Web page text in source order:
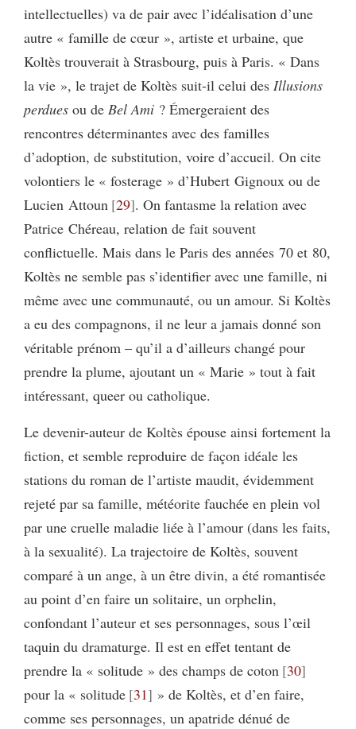
intellectuelles) va de pair avec l’idéalisation d’une
autre « famille de cœur », artiste et urbaine, que
Koltès trouverait à Strasbourg, puis à Paris. « Dans
la vie », le trajet de Koltès suit-il celui des Illusions
perdues ou de Bel Ami ? Émergeraient des
rencontres déterminantes avec des familles
d’adoption, de substitution, voire d’accueil. On cite
volontiers le « fosterage » d’Hubert Gignoux ou de
Lucien Attoun 29 . On fantasme la relation avec
Patrice Chéreau, relation de fait souvent
conflictuelle. Mais dans le Paris des années 70 et 80,
Koltès ne semble pas s’identifier avec une famille, ni
même avec une communauté, ou un amour. Si Koltès
a eu des compagnons, il ne leur a jamais donné son
véritable prénom – qu’il a d’ailleurs changé pour
prendre la plume, ajoutant un « Marie » tout à fait
intéressant, queer ou catholique.
Le devenir-auteur de Koltès épouse ainsi fortement la
fiction, et semble reproduire de façon idéale les
stations du roman de l’artiste maudit, évidemment
rejeté par sa famille, météorite fauchée en plein vol
par une cruelle maladie liée à l’amour (dans les faits,
à la sexualité). La trajectoire de Koltès, souvent
comparé à un ange, à un être divin, a été romantisée
au point d’en faire un solitaire, un orphelin,
confondant l’auteur et ses personnages, sous l’œil
taquin du dramaturge. Il est en effet tentant de
prendre la « solitude » des champs de coton 30
pour la « solitude 31
» de Koltès, et d’en faire,
comme ses personnages, un apatride dénué de